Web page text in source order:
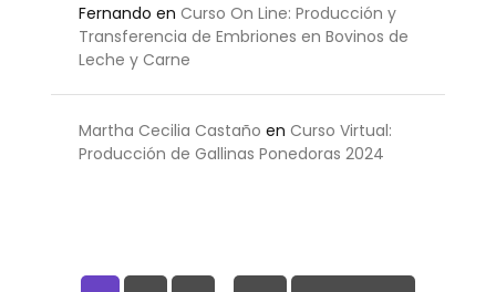
Fernando en Curso On Line: Producción y
Transferencia de Embriones en Bovinos de
Leche y Carne
Martha Cecilia Castaño en Curso Virtual:
Producción de Gallinas Ponedoras 2024